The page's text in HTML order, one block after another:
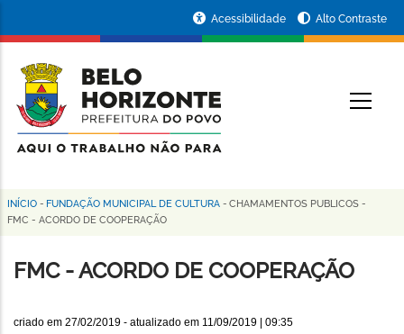
conteúdo
principal
da
Prefeitura
de
Horizonte
Acessibilidade Alto Contraste
Trilha
navegação
INÍCIO - FUNDAÇÃO MUNICIPAL DE CULTURA - CHAMAMENTOS PUBLICOS -
FMC - ACORDO DE COOPERAÇÃO
FMC - ACORDO DE COOPERAÇÃO
criado em 27/02/2019 - atualizado em 11/09/2019 | 09:35